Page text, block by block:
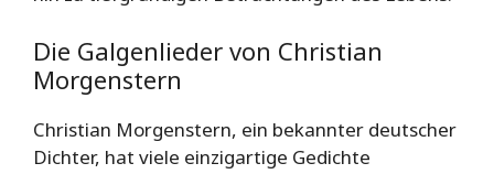
Die Galgenlieder von Christian
Morgenstern
Christian Morgenstern, ein bekannter deutscher
Dichter, hat viele einzigartige Gedichte